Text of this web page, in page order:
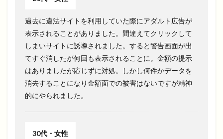
過去に違法サイトを利用していた際にアダルト広告が
表示されることがありました。間違えてクリックして
しまいサイトに誘導されました。すると警告画面が出
てすぐ消したが何回も表示されることに。金額の提示
はありましたが応じずに対処。しかし何件かデータを
消去することになり金額面での被害はないですが精神
的にやられました。
30代・女性